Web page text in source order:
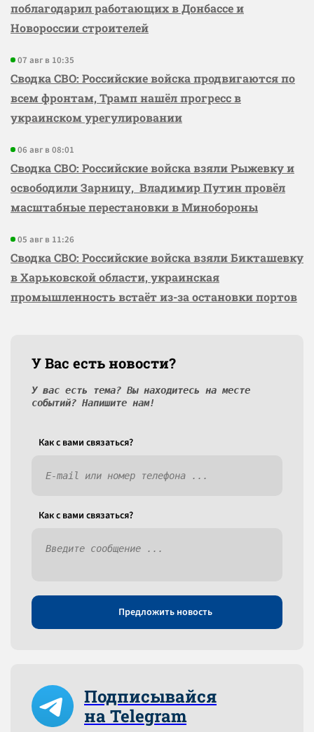
поблагодарил работающих в Донбассе и
Новороссии строителей
07 авг в 10:35
Сводка СВО: Российские войска продвигаются по
всем фронтам, Трамп нашёл прогресс в
украинском урегулировании
06 авг в 08:01
Сводка СВО: Российские войска взяли Рыжевку и
освободили Зарницу, Владимир Путин провёл
масштабные перестановки в Минобороны
05 авг в 11:26
Сводка СВО: Российские войска взяли Бикташевку
в Харьковской области, украинская
промышленность встаёт из-за остановки портов
У Вас есть новости?
У вас есть тема? Вы находитесь на месте
событий? Напишите нам!
Как c вами связаться?
Как c вами связаться?
Предложить новость
Подписывайся
на Telegram